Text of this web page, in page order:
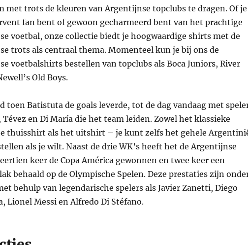
met trots de kleuren van Argentijnse topclubs te dragen. Of je
fan bent of gewoon gecharmeerd bent van het prachtige
voetbal, onze collectie biedt je hoogwaardige shirts met de
trots als centraal thema. Momenteel kun je bij ons de
voetbalshirts bestellen van topclubs als Boca Juniors, River
Old Boys.
toen Batistuta de goals leverde, tot de dag vandaag met
Tévez en Di María die het team leiden. Zowel het klassieke
thuisshirt als het uitshirt – je kunt zelfs het gehele
als je wilt. Naast de drie WK’s heeft het de Argentijnse
keer de Copa América gewonnen en twee keer een
behaald op de Olympische Spelen. Deze prestaties zijn
behulp van legendarische spelers als Javier Zanetti, Diego
Lionel Messi en Alfredo Di Stéfano.